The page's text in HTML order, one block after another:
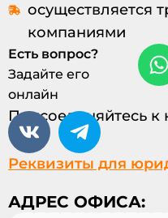
осуществляется
компаниями
Есть вопрос?
Задайте его
онлайн
Присоединяйтесь к
Реквизиты для
АДРЕС ОФИСА: